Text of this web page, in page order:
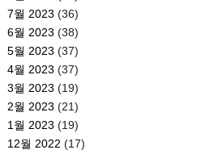
7월 2023 (36)
6월 2023 (38)
5월 2023 (37)
4월 2023 (37)
3월 2023 (19)
2월 2023 (21)
1월 2023 (19)
12월 2022 (17)